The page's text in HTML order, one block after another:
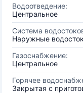
Водоотведение:
Центральное
Система
Наружные
Газоснабжение:
Центральное
Горячее
Закрытая с